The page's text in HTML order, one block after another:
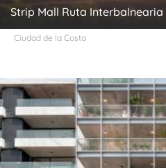
Strip Mall Ruta Interbalnearia
Ciudad de la Costa